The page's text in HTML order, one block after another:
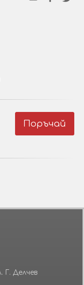
Поръчай
Г. Делчев